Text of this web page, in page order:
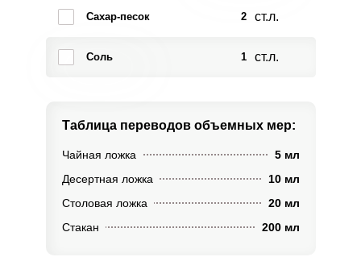
Сахар-песок 2 ст.л.
Соль 1 ст.л.
Таблица переводов объемных мер:
Чайная ложка
5 мл
Десертная ложка
10 мл
Столовая ложка
20 мл
Стакан
200 мл